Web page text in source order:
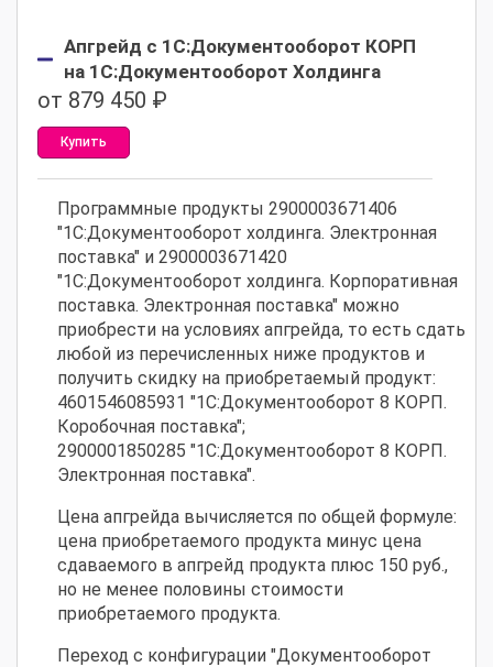
Апгрейд с 1С:Документооборот КОРП
на 1С:Документооборот Холдинга
от 879 450 ₽
Купить
Программные продукты 2900003671406
"1С:Документооборот холдинга. Электронная
поставка" и 2900003671420
"1С:Документооборот холдинга. Корпоративная
поставка. Электронная поставка" можно
приобрести на условиях апгрейда, то есть сдать
любой из перечисленных ниже продуктов и
получить скидку на приобретаемый продукт:
4601546085931 "1С:Документооборот 8 КОРП.
Коробочная поставка";
2900001850285 "1С:Документооборот 8 КОРП.
Электронная поставка".
Цена апгрейда вычисляется по общей формуле:
цена приобретаемого продукта минус цена
сдаваемого в апгрейд продукта плюс 150 руб.,
но не менее половины стоимости
приобретаемого продукта.
Переход с конфигурации "Документооборот